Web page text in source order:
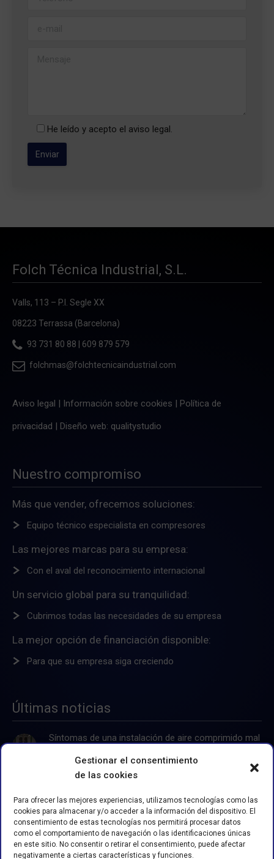
Gestionar el consentimiento
de las cookies
Para ofrecer las mejores experiencias, utilizamos tecnologías como las
cookies para almacenar y/o acceder a la información del dispositivo. El
consentimiento de estas tecnologías nos permitirá procesar datos
como el comportamiento de navegación o las identificaciones únicas
en este sitio. No consentir o retirar el consentimiento, puede afectar
negativamente a ciertas características y funciones.
He leído y acepto el aviso legal.
Folch Técnica Industrial, S.L.
Valls, 113 – P.I. Segle XX
08223 Terrassa (Barcelona)
93 731 80 88 609 879 579
folchmas@folchtecnicaindustrial.com
Aviso legal | Información sobre cookies | Política de
privacidad | Diseño web: qualitystudio
Nuestro compromiso
Más que vender, ofrecemos soluciones:
Equipo técnico especialista en compresores
Las mejores marcas para su empresa:
Con el aval del reconocimiento internacional
Un servicio global para su tranquilidad:
Cubrimos todas las necesidades de su empresa
La mejor opción de financiación disponible:
Para que su empresa siga creciendo
Últimas noticias
Síntomas de una instalación de aire comprimido mal
Separadores de Agua-Aceite: Sostenibilidad y
Servicios integrales para compresores de aire